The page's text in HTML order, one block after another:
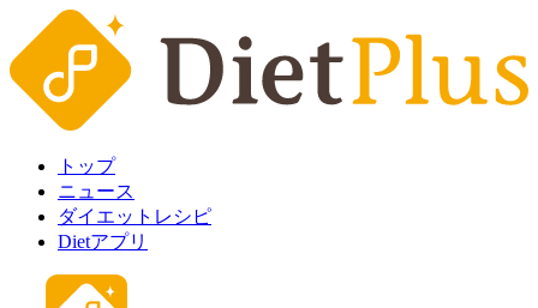
トップ
ニュース
ダイエットレシピ
Dietアプリ